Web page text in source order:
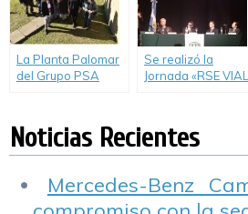
La Planta Palomar
del Grupo PSA
sustentabilidad
Se realizó la
Jornada «RSE VIAL
Noticias Recientes
Mercedes-Benz